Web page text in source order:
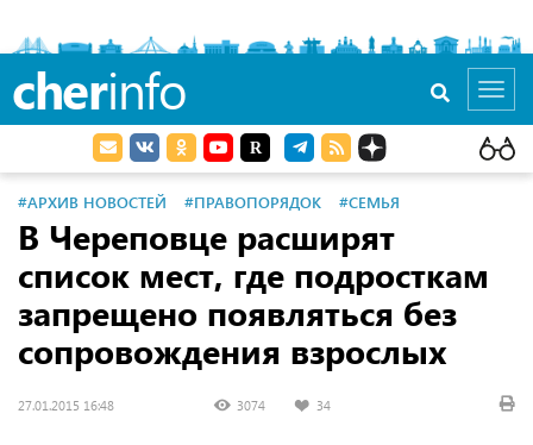
cherinfo
#АРХИВ НОВОСТЕЙ #ПРАВОПОРЯДОК #СЕМЬЯ
В Череповце расширят
список мест, где подросткам
запрещено появляться без
сопровождения взрослых
27.01.2015 16:48 3074 34